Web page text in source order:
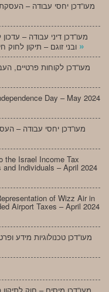
מעו”דכן יחסי עבודה –
מעו”דכן דיני עבודה –
»
מעו”דכן לקוחות פרטיים,
Day – May 2024
מעו”דכן יחסי עבודה –
the Israel Income Tax
Individuals – April 2024
of Wizz Air in
Airport Taxes – April 2024
מעו”דכן טכנולוגיות מידע